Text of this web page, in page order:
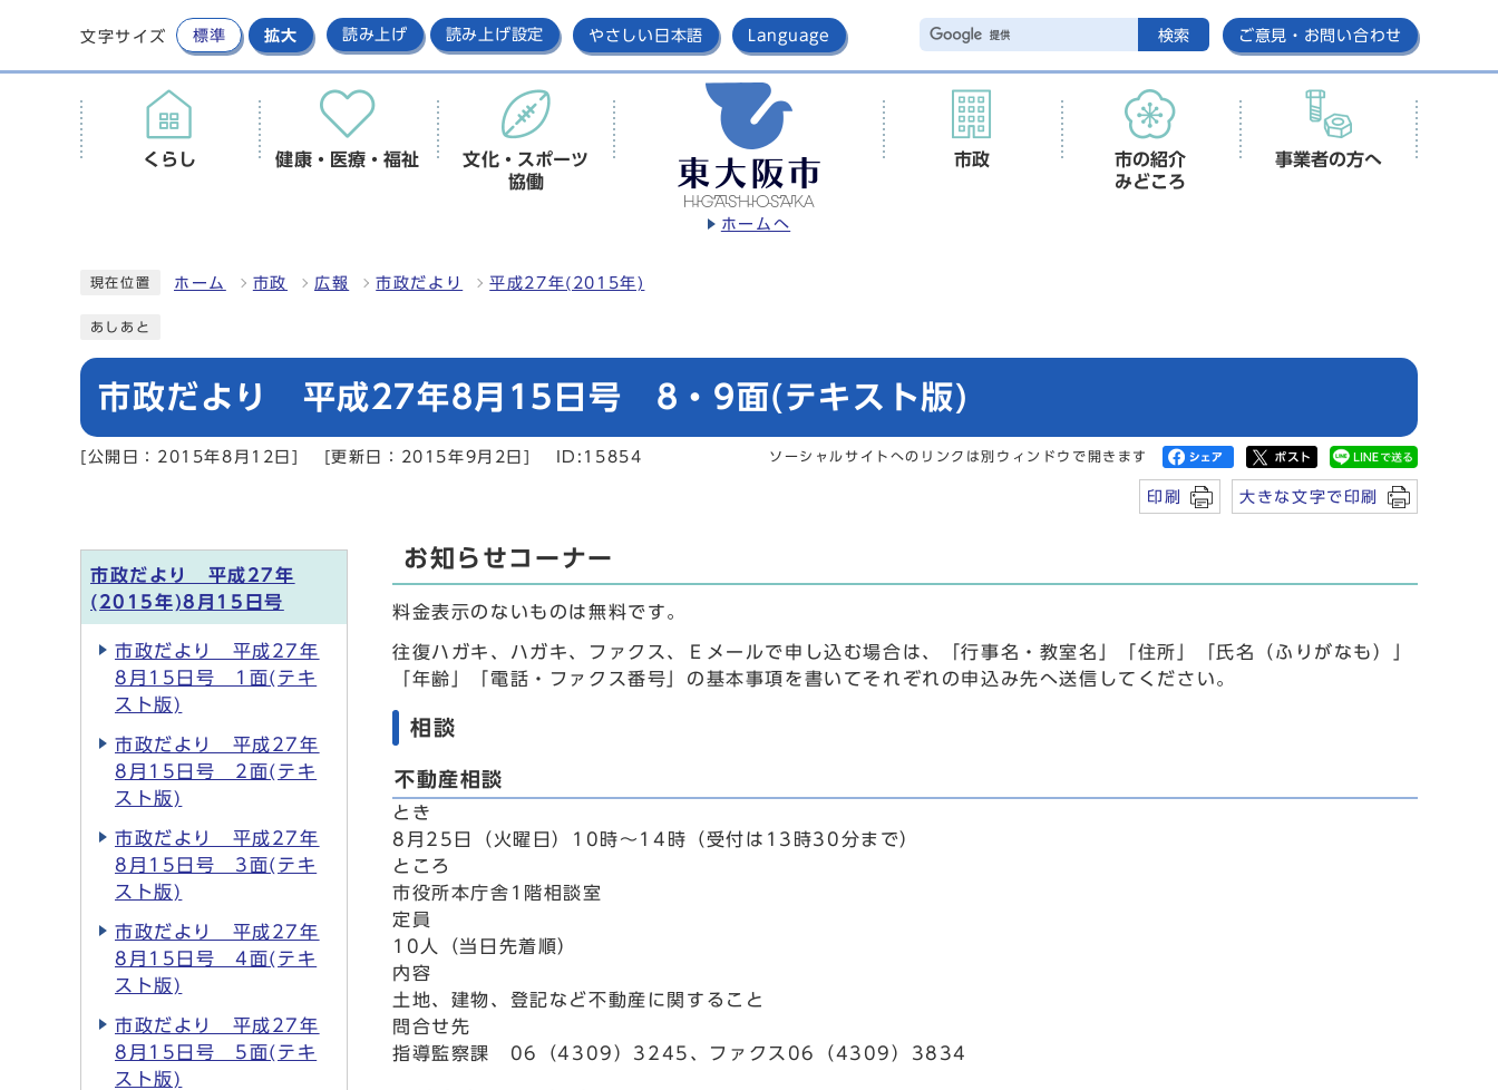
文字サイズ 標準 拡大 読み上げ 読み上げ設定 やさしい日本語 Language 検索 ご意見・お問い合わせ
ホームへ
くらし 健康・医療・福祉
文化・スポーツ
協働
市政
市の紹介
みどころ
事業者の方へ
現在位置 ホーム 市政 広報 市政だより 平成27年(2015年)
あしあと
市政だより 平成27年8月15日号 8・9面(テキスト版)
[公開日：2015年8月12日] [更新日：2015年9月2日] ID:15854 ソーシャルサイトへのリンクは別ウィンドウで開きます
印刷 大きな文字で印刷
お知らせコーナー
料金表示のないものは無料です。
往復ハガキ、ハガキ、ファクス、Ｅメールで申し込む場合は、「行事名・教室名」「住所」「氏名（ふりがなも）」
「年齢」「電話・ファクス番号」の基本事項を書いてそれぞれの申込み先へ送信してください。
相談
不動産相談
とき
8月25日（火曜日）10時～14時（受付は13時30分まで）
ところ
市役所本庁舎1階相談室
定員
10人（当日先着順）
内容
土地、建物、登記など不動産に関すること
問合せ先
指導監察課 06（4309）3245、ファクス06（4309）3834
市政だより 平成27年
(2015年)8月15日号
市政だより 平成27年
8月15日号 1面(テキ
スト版)
市政だより 平成27年
8月15日号 2面(テキ
スト版)
市政だより 平成27年
8月15日号 3面(テキ
スト版)
市政だより 平成27年
8月15日号 4面(テキ
スト版)
市政だより 平成27年
8月15日号 5面(テキ
スト版)